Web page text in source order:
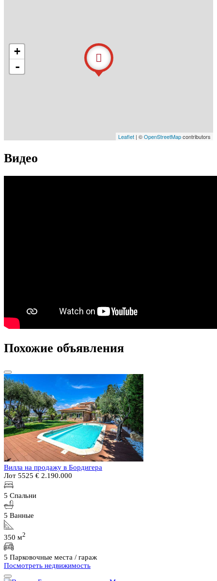
+
-
Leaflet | ©OpenStreetMapcontributors
Видео
Похожие объявления
Вилла на продажу в Бордигера
Лот 5525 € 2.190.000
5 Спальни
5 Ванные
350 м2
5 Парковочные места / гараж
Посмотреть недвижимость